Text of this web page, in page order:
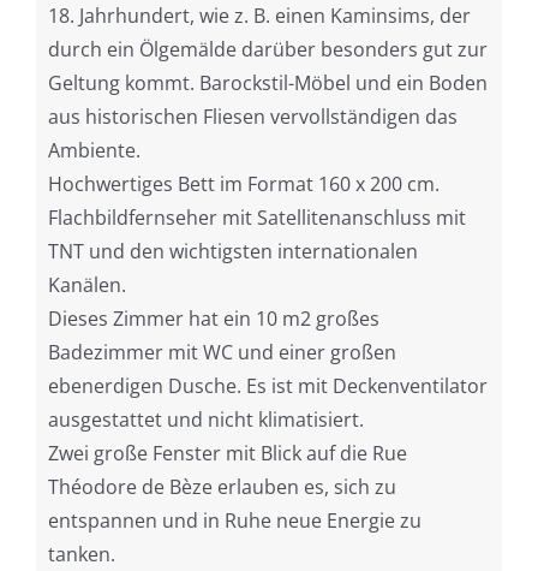
18. Jahrhundert, wie z. B. einen Kaminsims, der
durch ein Ölgemälde darüber besonders gut zur
Geltung kommt. Barockstil-Möbel und ein Boden
aus historischen Fliesen vervollständigen das
Ambiente.
Hochwertiges Bett im Format 160 x 200 cm.
Flachbildfernseher mit Satellitenanschluss mit
TNT und den wichtigsten internationalen
Kanälen.
Dieses Zimmer hat ein 10 m2 großes
Badezimmer mit WC und einer großen
ebenerdigen Dusche. Es ist mit Deckenventilator
ausgestattet und nicht klimatisiert.
Zwei große Fenster mit Blick auf die Rue
Théodore de Bèze erlauben es, sich zu
entspannen und in Ruhe neue Energie zu
tanken.